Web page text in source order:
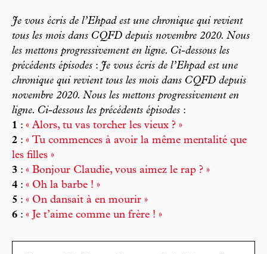
Je vous écris de l’Ehpad est une chronique qui revient
tous les mois dans CQFD depuis novembre 2020. Nous
les mettons progressivement en ligne. Ci-dessous les
précédents épisodes : Je vous écris de l’Ehpad est une
chronique qui revient tous les mois dans CQFD depuis
novembre 2020. Nous les mettons progressivement en
ligne. Ci-dessous les précédents épisodes :
1 : « Alors, tu vas torcher les vieux ? »
2 : « Tu commences à avoir la même mentalité que
les filles »
3 : « Bonjour Claudie, vous aimez le rap ? »
4 : « Oh la barbe ! »
5 : « On dansait à en mourir »
6 : « Je t’aime comme un frère ! »